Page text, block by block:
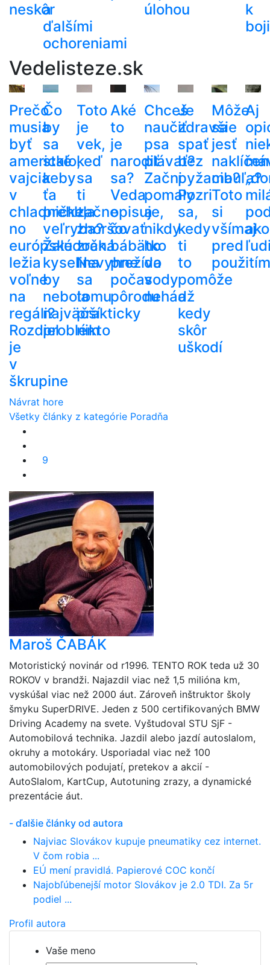
neskôr
a
ďalšími
ochoreniami
úlohou
k
Vedelisteze.sk
Prečo
musia
byť
americké
vajcia
v
chladničke,
no
európske
ležia
voľne
na
regáli?
Rozdiel
je
v
škrupine
Čo
by
sa
stalo,
keby
ťa
prehltla
veľryba?
Žalúdočná
kyselina
by
nebola
najväčší
problém
Toto
je
vek,
keď
sa
ti
začne
zhoršovať
zrak.
Nevyhne
sa
tomu
prakticky
nikto
Aké
to
je
narodiť
sa?
Veda
opisuje,
čo
bábätko
prežíva
počas
pôrodu
Chceš
naučiť
psa
plávať?
Začni
pomaly
a
nikdy
ho
do
vody
nehádž
Je
zdravšie
spať
bez
pyžama?
Pozri
sa,
kedy
ti
to
pomôže
a
kedy
skôr
uškodí
Môže
sa
jesť
cibuľa?
Toto
si
všímaj
pred
použitím
Aj
ako
Návrat hore
Všetky články z kategórie Poradňa
9
Maroš ČABÁK
Motoristický novinár od r1996. TENTO ROK teda už 30
ROKOV v brandži. Najazdil viac než 1,5 milióna km,
vyskúšal viac než 2000 áut. Zároveň inštruktor školy
šmyku SuperDRIVE. Jeden z 500 certifikovaných BMW
Driving Academy na svete. Vyštudoval STU SjF -
Automobilová technika. Jazdil alebo jazdí autoslalom,
okruhy a motokáry. Usporiadal viac než 100
automobilových podujatí, pretekov a akcií -
AutoSlalom, KartCup, Autotuning zrazy, a dynamické
prezentácie áut.
- ďalšie články od autora
Najviac Slovákov kupuje pneumatiky cez internet.
V čom robia ...
EÚ mení pravidlá. Papierové COC končí
Najobľúbenejší motor Slovákov je 2.0 TDI. Za 5r
podiel ...
Profil autora
Vaše meno